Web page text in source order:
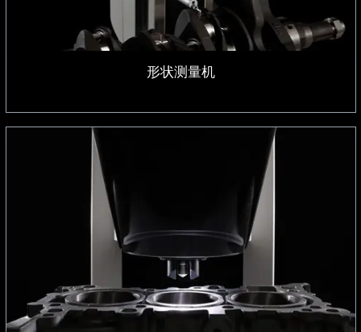
形状测量机
硬度测试系统